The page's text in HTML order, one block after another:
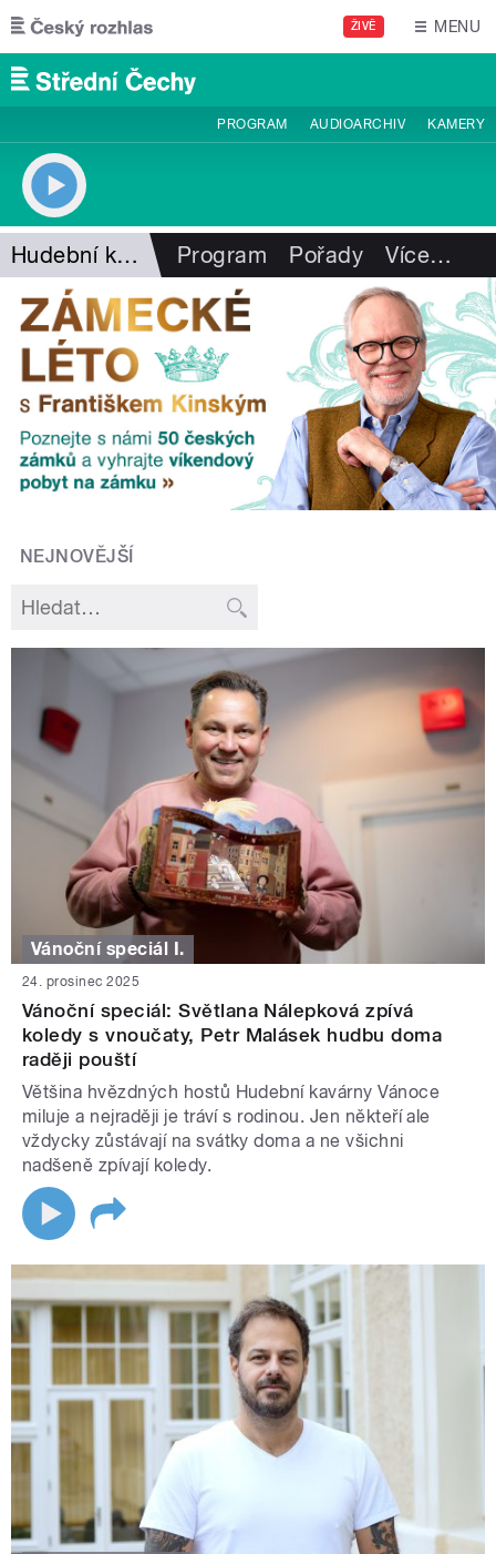
Přejít k hlavnímu obsahu
ŽIVĚ MENU
PROGRAM AUDIOARCHIV KAMERY
Hudební kavárna Pavla Vítka Program Pořady Více…
NEJNOVĚJŠÍ
Vánoční speciál I.
24. prosinec 2025
Vánoční speciál: Světlana Nálepková zpívá
koledy s vnoučaty, Petr Malásek hudbu doma
raději pouští
Většina hvězdných hostů Hudební kavárny Vánoce
miluje a nejraději je tráví s rodinou. Jen někteří ale
vždycky zůstávají na svátky doma a ne všichni
nadšeně zpívají koledy.